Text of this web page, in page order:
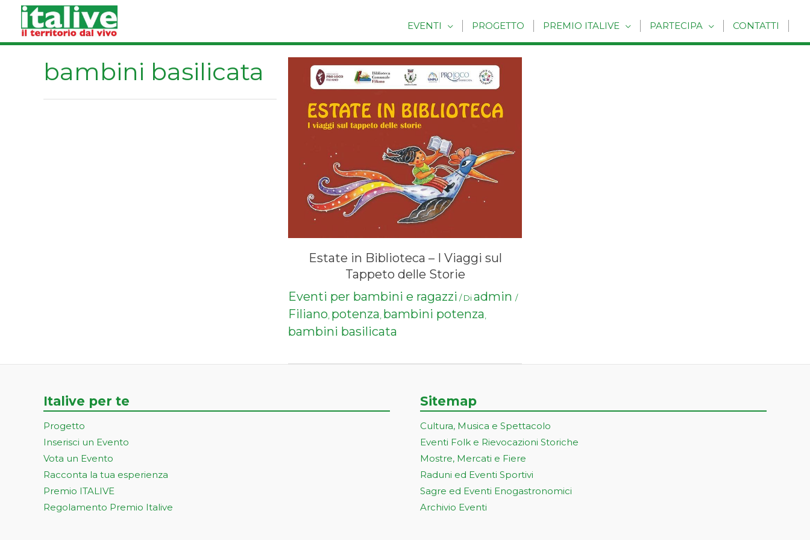
contenuto
EVENTI PROGETTO PREMIO ITALIVE PARTECIPA CONTATTI
bambini basilicata
Estate in Biblioteca – I Viaggi sul
Tappeto delle Storie
Eventi per bambini e ragazzi / Diadmin /
Filiano, potenza, bambini potenza,
bambini basilicata
Italive per te
Progetto
Inserisci un Evento
Vota un Evento
Racconta la tua esperienza
Premio ITALIVE
Regolamento Premio Italive
Sitemap
Cultura, Musica e Spettacolo
Eventi Folk e Rievocazioni Storiche
Mostre, Mercati e Fiere
Raduni ed Eventi Sportivi
Sagre ed Eventi Enogastronomici
Archivio Eventi